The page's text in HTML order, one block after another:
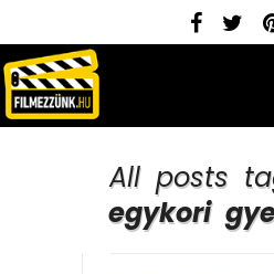
All posts
egykori